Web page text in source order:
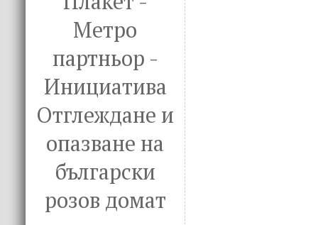
Метро
партньор -
Инициатива
Отглеждане и
опазване на
български
розов домат